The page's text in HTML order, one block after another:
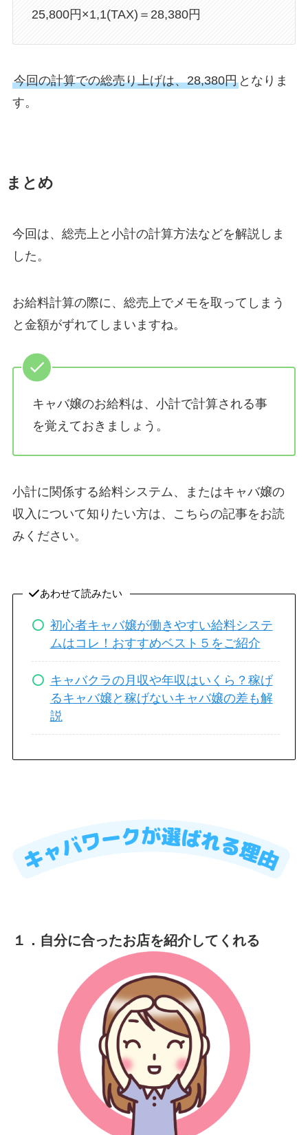
25,800円×1,1(TAX)＝28,380円
今回の計算での総売り上げは、28,380円となりま
す。
まとめ
今回は、総売上と小計の計算方法などを解説しま
した。
お給料計算の際に、総売上でメモを取ってしまう
と金額がずれてしまいますね。
キャバ嬢のお給料は、小計で計算される事
を覚えておきましょう。
小計に関係する給料システム、またはキャバ嬢の
収入について知りたい方は、こちらの記事をお読
みください。
あわせて読みたい
初心者キャバ嬢が働きやすい給料システ
ムはコレ！おすすめベスト５をご紹介
キャバクラの月収や年収はいくら？稼げ
るキャバ嬢と稼げないキャバ嬢の差も解
説
１．自分に合ったお店を紹介してくれる